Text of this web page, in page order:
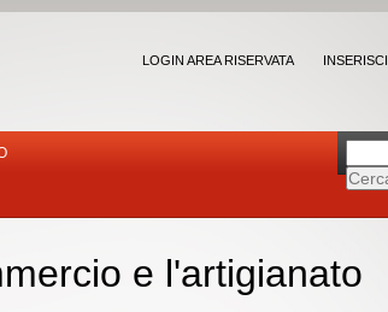
LOGIN AREA RISERVATA INSERISCI
e l'artigianato